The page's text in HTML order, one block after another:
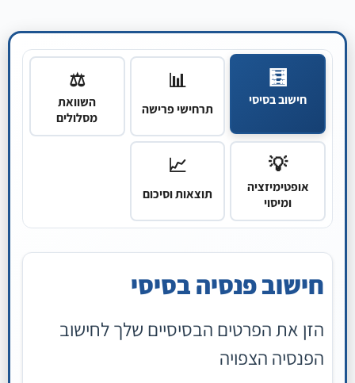
🧮
חישוב בסיסי
📊
תרחישי פרישה
⚖️
השוואת
מסלולים
💡
אופטימיזציה
ומיסוי
📈
תוצאות וסיכום
חישוב פנסיה בסיסי
הזן את הפרטים הבסיסיים שלך לחישוב
הפנסיה הצפויה